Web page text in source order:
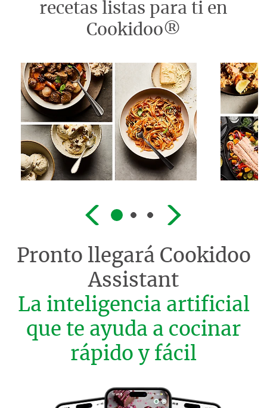
recetas listas para ti en
Cookidoo®
Pronto llegará Cookidoo
Assistant
La inteligencia artificial
que te ayuda a cocinar
rápido y fácil